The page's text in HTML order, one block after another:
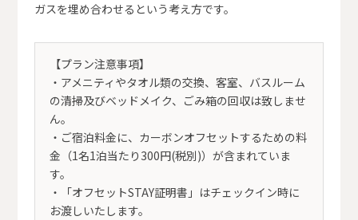
ガスを埋め合わせるという考え方です。
【プラン注意事項】
・アメニティやタオル類の交換、客室、バスルーム
の清掃及びベッドメイク、ごみ箱の回収は致しませ
ん。
・ご宿泊料金に、カーボンオフセットするための料
金（1名1泊当たり300円(税別)）が含まれていま
す。
・「オフセットSTAY証明書」はチェックイン時に
お渡しいたします。